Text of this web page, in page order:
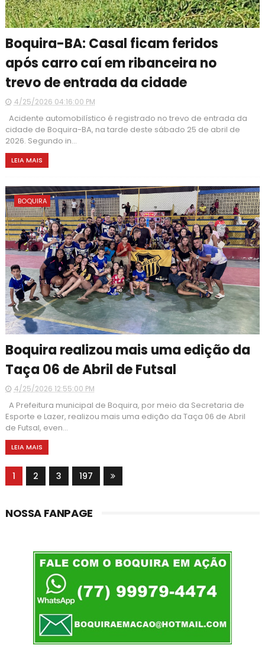
Boquira-BA: Casal ficam feridos
após carro caí em ribanceira no
trevo de entrada da cidade
4/25/2026 04:16:00 PM
Acidente automobilístico é registrado no trevo de entrada da
cidade de Boquira-BA, na tarde deste sábado 25 de abril de
2026. Segundo in...
LEIA MAIS
BOQUIRA
Boquira realizou mais uma edição da
Taça 06 de Abril de Futsal
4/25/2026 12:55:00 PM
A Prefeitura municipal de Boquira, por meio da Secretaria de
Esporte e Lazer, realizou mais uma edição da Taça 06 de Abril
de Futsal, even...
LEIA MAIS
1 2 3 197
NOSSA FANPAGE